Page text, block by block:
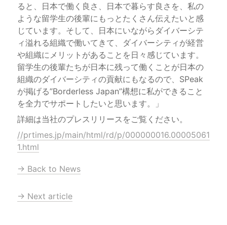
ると、日本で働く良さ、日本で暮らす良さを、私の
ような留学生の後輩にもっとたくさん伝えたいと感
じています。そして、日本にいながらダイバーシテ
ィ溢れる組織で働いてきて、ダイバーシティが経営
や組織にメリットがあることを日々感じています。
留学生の後輩たちが日本に残って働くことが日本の
組織のダイバーシティの貢献にもなるので、SPeak
が掲げる”Borderless Japan”構想に私ができること
詳細は当社のプレスリリースをご覧ください。
//prtimes.jp/main/html/rd/p/000000016.00005061
1.html
→ Back to News
→ Next article